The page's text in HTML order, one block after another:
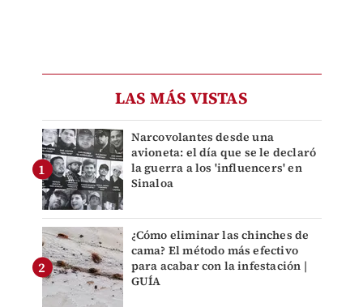
LAS MÁS VISTAS
Narcovolantes desde una
avioneta: el día que se le declaró
la guerra a los 'influencers' en
Sinaloa
¿Cómo eliminar las chinches de
cama? El método más efectivo
para acabar con la infestación |
GUÍA